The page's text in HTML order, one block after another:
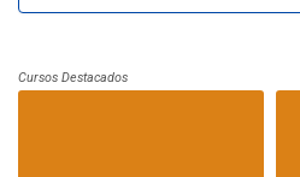
Cursos Destacados